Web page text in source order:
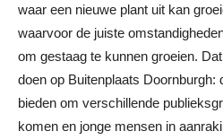
waar een nieuwe plant uit kan
waarvoor de juiste
om gestaag te kunnen groeien.
doen op Buitenplaats Doornburgh:
bieden om verschillende
komen en jonge mensen in